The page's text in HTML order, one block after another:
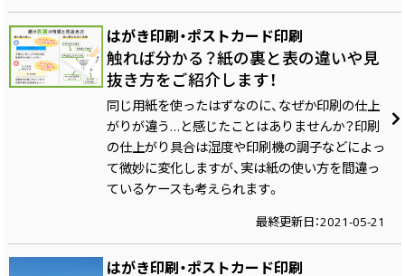
はがき印刷・ポストカード印刷
触れば分かる？紙の裏と表の違いや見
抜き方をご紹介します！
同じ用紙を使ったはずなのに、なぜか印刷の仕上
がりが違う…と感じたことはありませんか？印刷
の仕上がり具合は湿度や印刷機の調子などによっ
て微妙に変化しますが、実は紙の使い方を間違っ
ているケースも考えられます。
最終更新日：2021-05-21
はがき印刷・ポストカード印刷